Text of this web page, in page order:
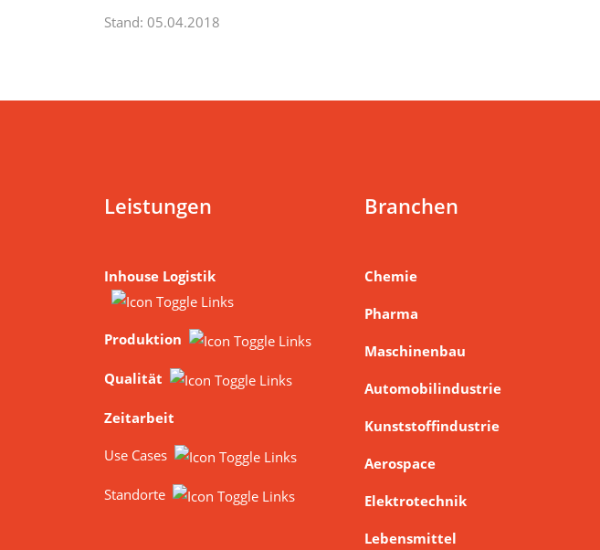
Stand: 05.04.2018
Leistungen
Inhouse Logistik
Produktion
Qualität
Zeitarbeit
Use Cases
Standorte
Branchen
Chemie
Pharma
Maschinenbau
Automobilindustrie
Kunststoffindustrie
Aerospace
Elektrotechnik
Lebensmittel